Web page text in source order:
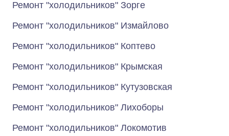
Ремонт "холодильников" Зорге
Ремонт "холодильников" Измайлово
Ремонт "холодильников" Коптево
Ремонт "холодильников" Крымская
Ремонт "холодильников" Кутузовская
Ремонт "холодильников" Лихоборы
Ремонт "холодильников" Локомотив